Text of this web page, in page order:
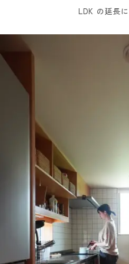
LDK の延長